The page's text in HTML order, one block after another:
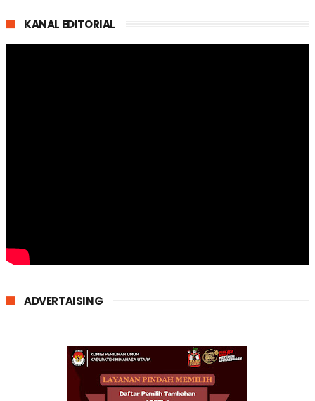
KANAL EDITORIAL
ADVERTAISING